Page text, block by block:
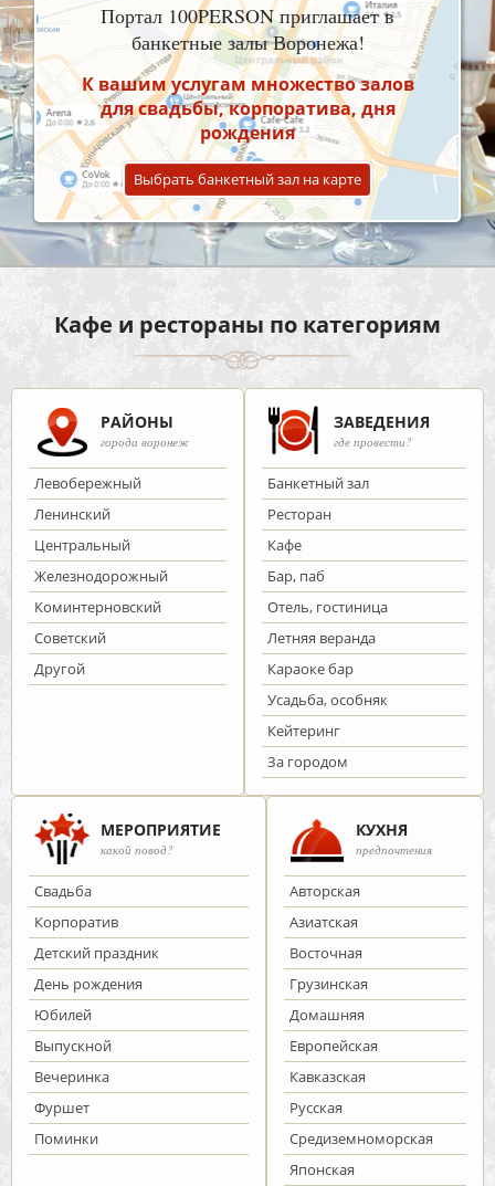
Портал 100PERSON приглашает в
банкетные залы Воронежа!
К вашим услугам множество залов
для свадьбы, корпоратива, дня
рождения
Выбрать банкетный зал на карте
Кафе и рестораны по категориям
РАЙОНЫ
города воронеж
Левобережный
Ленинский
Центральный
Железнодорожный
Коминтерновский
Советский
Другой
ЗАВЕДЕНИЯ
где провести?
Банкетный зал
Ресторан
Кафе
Бар, паб
Отель, гостиница
Летняя веранда
Караоке бар
Усадьба, особняк
Кейтеринг
За городом
МЕРОПРИЯТИЕ
какой повод?
Cвадьба
Корпоратив
Детский праздник
День рождения
Юбилей
Выпускной
Вечеринка
Фуршет
Поминки
КУХНЯ
предпочтения
Авторская
Азиатская
Восточная
Грузинская
Домашняя
Европейская
Кавказская
Русская
Средиземноморская
Японская